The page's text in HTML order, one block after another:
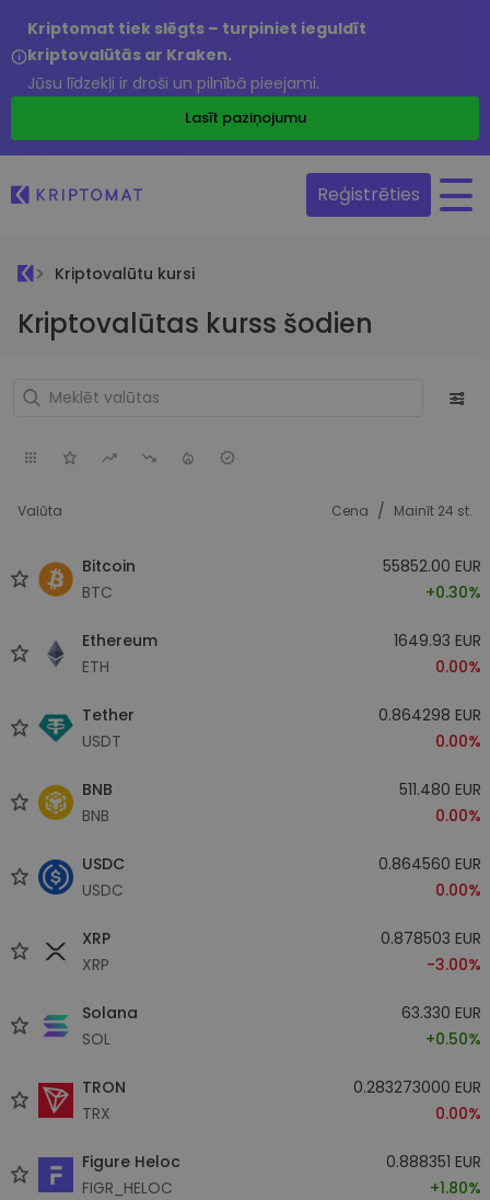
Kriptomat tiek slēgts – turpiniet ieguldīt
kriptovalūtās ar Kraken.
Jūsu līdzekļi ir droši un pilnībā pieejami.
Lasīt paziņojumu
Reģistrēties
Kriptovalūtu kursi
Kriptovalūtas kurss šodien
Valūta Cena / Mainīt 24 st.
Bitcoin
BTC
55852.00 EUR
+0.30%
Ethereum
ETH
1649.93 EUR
0.00%
Tether
USDT
0.864298 EUR
0.00%
BNB
BNB
511.480 EUR
0.00%
USDC
USDC
0.864560 EUR
0.00%
XRP
XRP
0.878503 EUR
-3.00%
Solana
SOL
63.330 EUR
+0.50%
TRON
TRX
0.283273000 EUR
0.00%
Figure Heloc
FIGR_HELOC
0.888351 EUR
+1.80%